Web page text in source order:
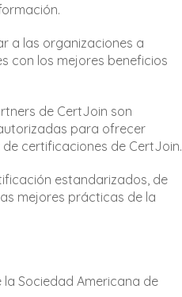
a las organizaciones a
con los mejores beneficios
de CertJoin son
para ofrecer
certificaciones de CertJoin.
estandarizados, de
mejores prácticas de la
Sociedad Americana de